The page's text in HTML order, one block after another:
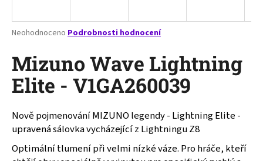
Průměrné
produktu
je
0,0
z
hvězdiček.
Neohodnoceno Podrobnosti hodnocení
Mizuno Wave Lightning
Elite - V1GA260039
Nově pojmenování MIZUNO legendy - Lightning Elite -
upravená sálovka vycházející z Lightningu Z8
Optimální tlumení při velmi nízké váze. Pro hráče, kteří
j
t
?
HLEDAT